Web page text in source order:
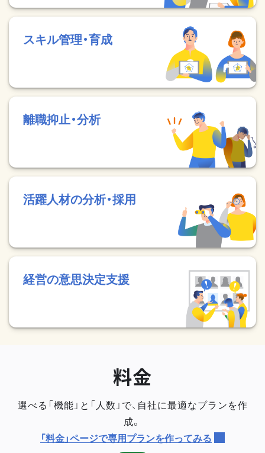
スキル管理・育成
離職抑止・分析
活躍人材の分析・採用
経営の意思決定支援
料金
選べる「機能」と「人数」で、自社に最適なプランを作
成。
「料金」ページで専用プランを作ってみる